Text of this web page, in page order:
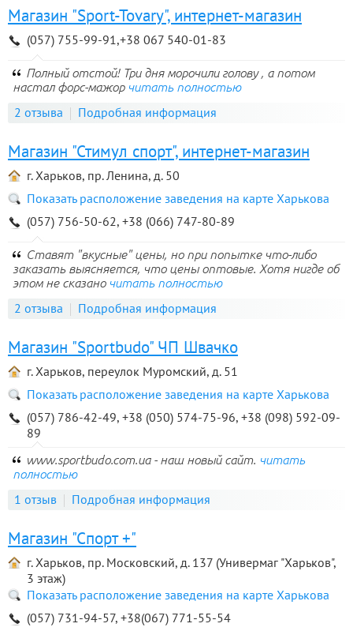
Магазин "Sport-Tovary", интернет-магазин
(057) 755-99-91,+38 067 540-01-83
Полный отстой! Три дня морочили голову , а потом
настал форс-мажор читать полностью
2 отзыва Подробная информация
Магазин "Стимул спорт", интернет-магазин
г. Харьков, пр. Ленина, д. 50
Показать расположение заведения на карте Харькова
(057) 756-50-62, +38 (066) 747-80-89
Ставят "вкусные" цены, но при попытке что-либо
заказать выясняется, что цены оптовые. Хотя нигде об
этом не сказано читать полностью
2 отзыва Подробная информация
Магазин "Sportbudo" ЧП Швачко
г. Харьков, переулок Муромский, д. 51
Показать расположение заведения на карте Харькова
(057) 786-42-49, +38 (050) 574-75-96, +38 (098) 592-09-
89
www.sportbudo.com.ua - наш новый сайт. читать
полностью
1 отзыв Подробная информация
Магазин "Спорт +"
г. Харьков, пр. Московский, д. 137 (Универмаг "Харьков",
3 этаж)
Показать расположение заведения на карте Харькова
(057) 731-94-57, +38(067) 771-55-54